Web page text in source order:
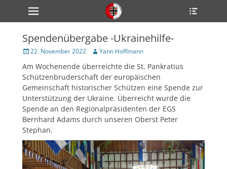
zum
Inhalt
Primärmenü
Spendenübergabe -Ukrainehilfe-
Veröffentlicht
22. November 2022 Author
Yann Hoffmann
Am Wochenende überreichte die St. Pankratius
Schützenbruderschaft der europäischen
Gemeinschaft historischer Schützen eine Spende zur
Unterstützung der Ukraine. Überreicht wurde die
Spende an den Regionalpräsidenten der EGS
Bernhard Adams durch unseren Oberst Peter
Stephan.